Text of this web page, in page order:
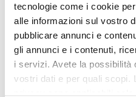
tecnologie come i cookie
alle informazioni sul vostro
pubblicare annunci e
gli annunci e i contenuti,
i servizi. Avete la possibilità
vostri dati e per quali scopi.